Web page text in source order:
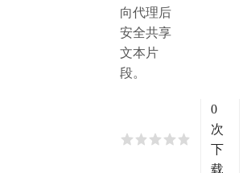
向代理后
安全共享
文本片
段。
0
次
下
载